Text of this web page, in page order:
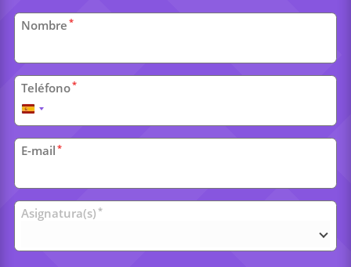
Datos
personales
Nombre *
Teléfono*
España
+34
E-mail *
Clases
universitarias
Asignatura(s) *